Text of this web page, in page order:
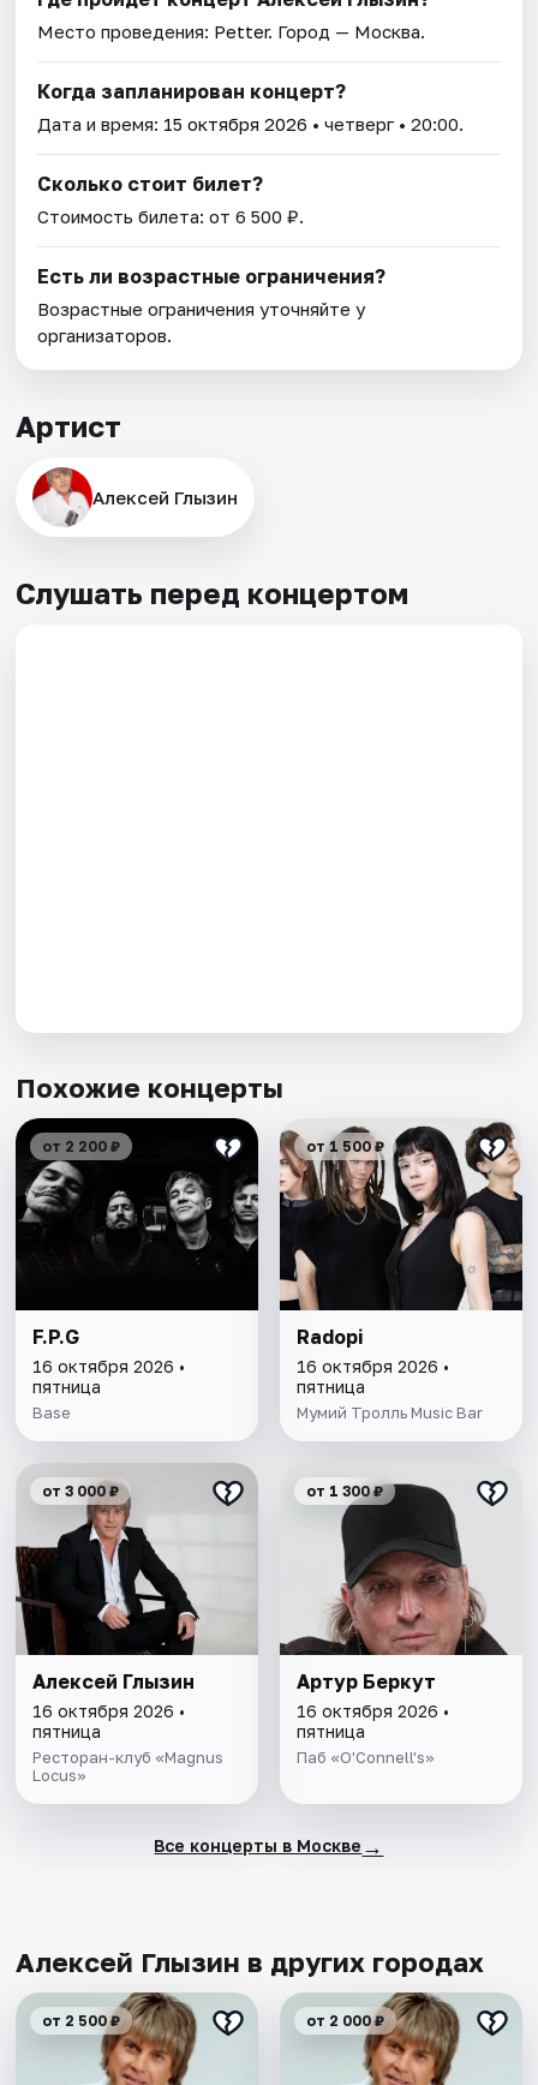
Место проведения: Petter. Город — Москва.
Когда запланирован концерт?
Дата и время: 15 октября 2026 • четверг • 20:00.
Сколько стоит билет?
Стоимость билета: от 6 500 ₽.
Есть ли возрастные ограничения?
Возрастные ограничения уточняйте у
организаторов.
Артист
Алексей Глызин
Слушать перед концертом
Похожие концерты
от 2 200 ₽
F.P.G
16 октября 2026 •
пятница
Base
от 1 500 ₽
Radopi
16 октября 2026 •
пятница
Мумий Тролль Music Bar
от 3 000 ₽
Алексей Глызин
16 октября 2026 •
пятница
Ресторан-клуб «Magnus
Locus»
от 1 300 ₽
Артур Беркут
16 октября 2026 •
пятница
Паб «O'Connell's»
Все концерты в Москве →
Алексей Глызин в других городах
от 2 500 ₽ от 2 000 ₽